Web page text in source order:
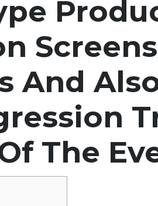
And
The